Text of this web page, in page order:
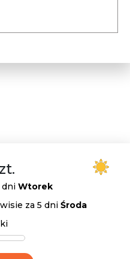
dni Wtorek
za 5 dni Środa